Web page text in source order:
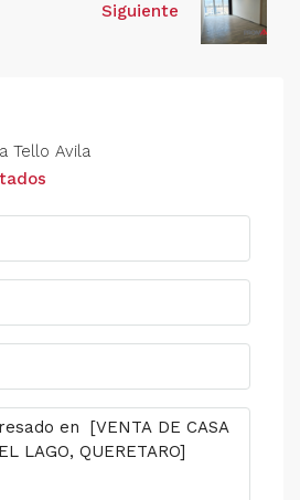
Siguiente
Tello Avila